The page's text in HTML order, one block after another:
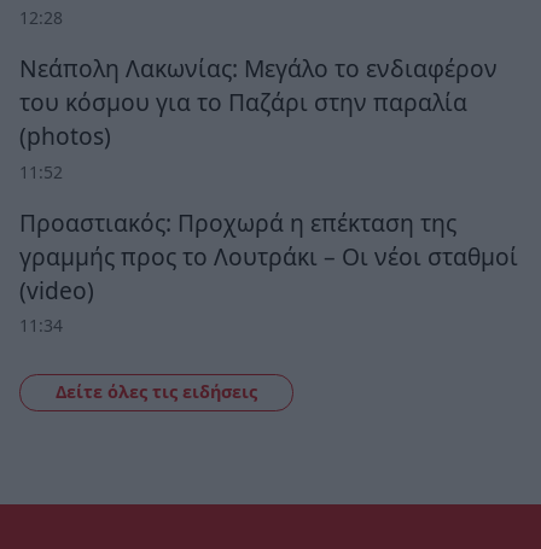
12:28
Νεάπολη Λακωνίας: Μεγάλο το ενδιαφέρον
του κόσμου για το Παζάρι στην παραλία
(photos)
11:52
Προαστιακός: Προχωρά η επέκταση της
γραμμής προς το Λουτράκι – Οι νέοι σταθμοί
(video)
11:34
Δείτε όλες τις ειδήσεις